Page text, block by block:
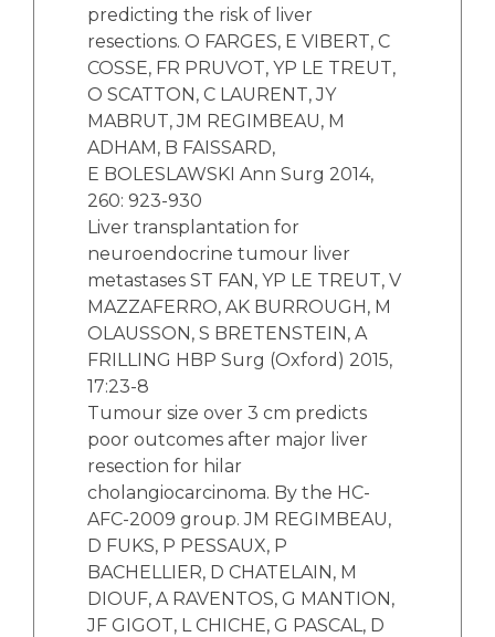
predicting the risk of liver
resections. O FARGES, E VIBERT, C
COSSE, FR PRUVOT, YP LE TREUT,
O SCATTON, C LAURENT, JY
MABRUT, JM REGIMBEAU, M
ADHAM, B FAISSARD,
E BOLESLAWSKI Ann Surg 2014,
260: 923-930
Liver transplantation for
neuroendocrine tumour liver
metastases ST FAN, YP LE TREUT, V
MAZZAFERRO, AK BURROUGH, M
OLAUSSON, S BRETENSTEIN, A
FRILLING HBP Surg (Oxford) 2015,
17:23-8
Tumour size over 3 cm predicts
poor outcomes after major liver
resection for hilar
cholangiocarcinoma. By the HC-
AFC-2009 group. JM REGIMBEAU,
D FUKS, P PESSAUX, P
BACHELLIER, D CHATELAIN, M
DIOUF, A RAVENTOS, G MANTION,
JF GIGOT, L CHICHE, G PASCAL, D